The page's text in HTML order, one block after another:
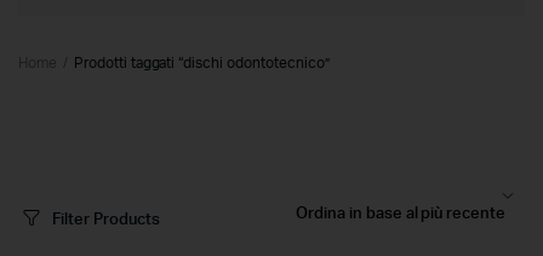
Home Prodotti taggati “dischi odontotecnico”
Filter Products